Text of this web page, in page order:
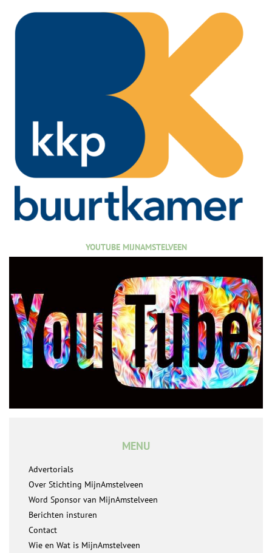
YOUTUBE MIJNAMSTELVEEN
MENU
Advertorials
Over Stichting MijnAmstelveen
Word Sponsor van MijnAmstelveen
Berichten insturen
Contact
Wie en Wat is MijnAmstelveen